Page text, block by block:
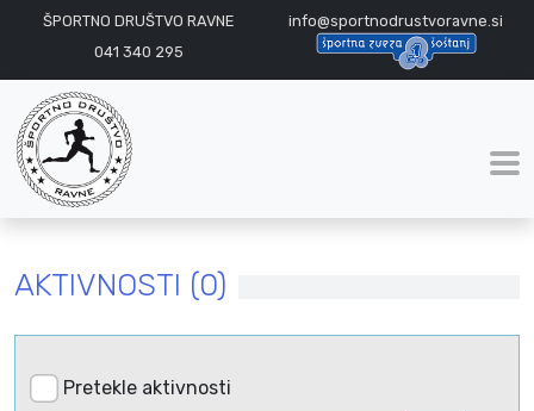
ŠPORTNO DRUŠTVO RAVNE
info@sportnodrustvoravne.si
041 340 295
AKTIVNOSTI (0)
Pretekle aktivnosti